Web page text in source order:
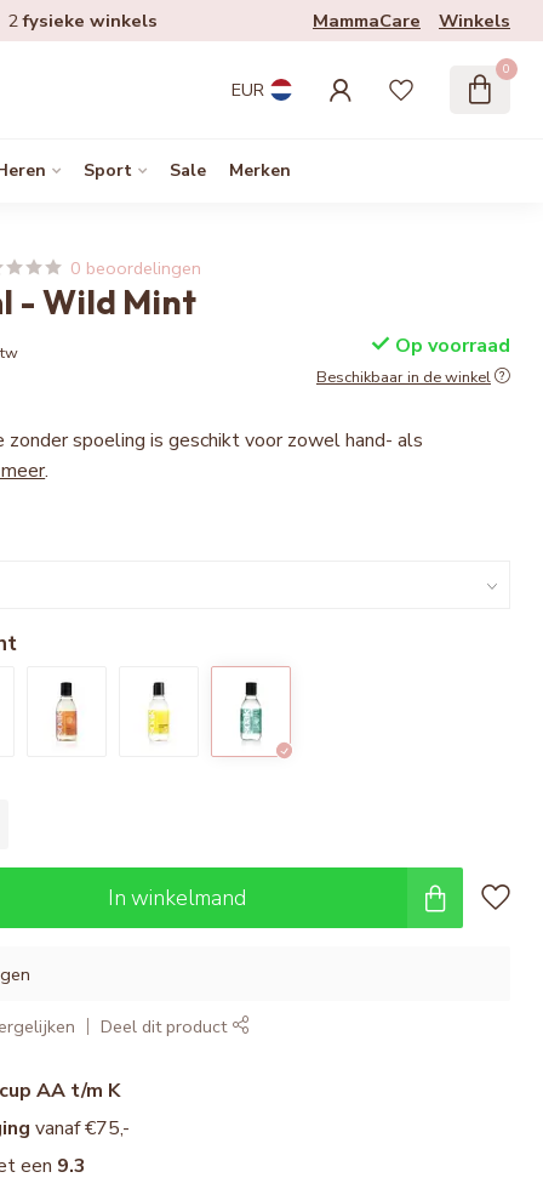
2fysieke winkels MammaCare Winkels
EUR
0
Sport Sale Merken
0 beoordelingen
- Wild Mint
Op voorraad
Beschikbaar in de winkel
zonder spoeling is geschikt voor zowel hand- als
.
In winkelmand
Deel dit product
cup AA t/m K
vanaf €75,-
een 9.3